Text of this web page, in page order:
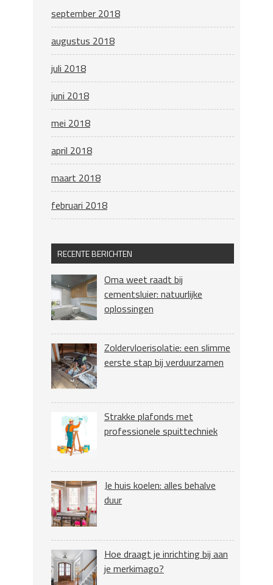
september 2018
augustus 2018
juli 2018
juni 2018
mei 2018
april 2018
maart 2018
februari 2018
RECENTE BERICHTEN
Oma weet raadt bij
cementsluier: natuurlijke
oplossingen
Zoldervloerisolatie: een slimme
eerste stap bij verduurzamen
Strakke plafonds met
professionele spuittechniek
Je huis koelen: alles behalve
duur
Hoe draagt je inrichting bij aan
je merkimago?